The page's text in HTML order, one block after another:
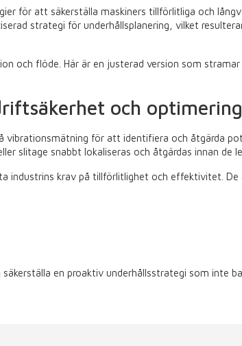
för att säkerställa maskiners tillförlitliga och
strategi för underhållsplanering, vilket
flöde. Här är en justerad version som stramar
och optimering
vibrationsmätning för att identifiera och åtgärda
slitage snabbt lokaliseras och åtgärdas innan de
krav på tillförlitlighet och effektivitet. De
en proaktiv underhållsstrategi som inte